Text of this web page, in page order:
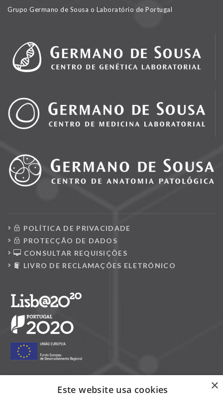
Grupo Germano de Sousa o Laboratório de Portugal
POLÍTICA DE PRIVACIDADE
PROTECÇÃO DE DADOS
CONSULTAR REQUISIÇÕES
LIVRO DE RECLAMAÇÕES ELETRÓNICO
×
Este website usa cookies